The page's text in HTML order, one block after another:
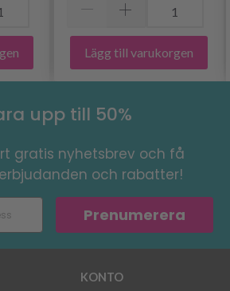
Lägg till varukorgen
upp till 50%
gratis nyhetsbrev och få
och rabatter!
Prenumerera
KONTO